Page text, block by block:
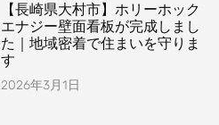
【長崎県大村市】ホリーホック
エナジー壁面看板が完成しまし
た｜地域密着で住まいを守りま
す
2026年3月1日